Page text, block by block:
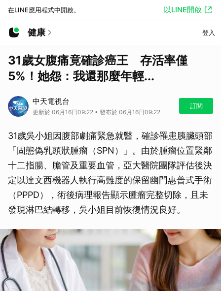
在LINE應用程式中開啟。 以LINE開啟
健康 登入
31歲女腹痛竟確診癌王 存活率僅
5%！她怨：我還那麼年輕...
中天電視台
更新於 06月16日09:22 • 發布於 06月16日09:22
訂閱
31歲吳小姐因腹部劇痛緊急就醫，確診罹患胰臟頭部
「固態偽乳頭狀腫瘤（SPN）」。由於腫瘤位置緊鄰
十二指腸、膽管及重要血管，亞大醫院團隊評估後決
定以達文西機器人執行高難度的保留幽門惠普式手術
（PPPD），術後病理報告顯示腫瘤完整切除，且未
發現淋巴結轉移，吳小姐目前恢復情況良好。